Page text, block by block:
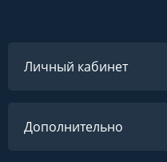
Личный кабинет
Дополнительно